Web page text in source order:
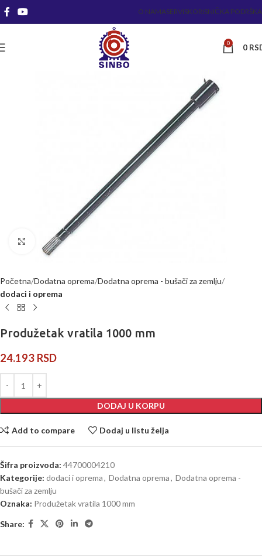
O NAMASERVISKORISNIČKA PODRŠKA
0 0
Kliknite za uvećanje
Početna Dodatna oprema Dodatna oprema - bušači za zemlju
dodaci i oprema
Produžetak vratila 1000 mm
24.193 RSD
DODAJ U KORPU
Add to compare Dodaj u listu želja
Šifra proizvoda: 44700004210
Kategorije: dodaci i oprema, Dodatna oprema, Dodatna oprema -
bušači za zemlju
Oznaka: Produžetak vratila 1000 mm
Share: